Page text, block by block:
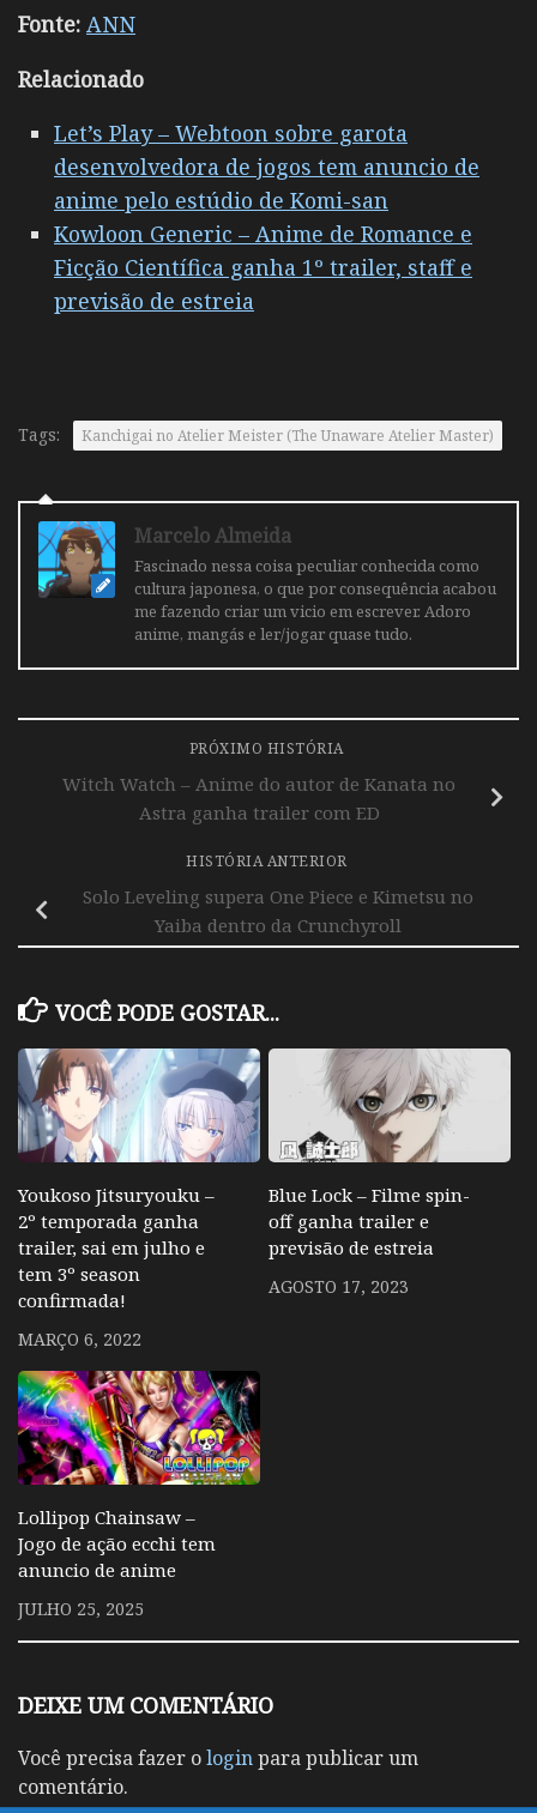
Fonte: ANN
Relacionado
Let’s Play – Webtoon sobre garota
desenvolvedora de jogos tem anuncio de
anime pelo estúdio de Komi-san
Kowloon Generic – Anime de Romance e
Ficção Científica ganha 1º trailer, staff e
previsão de estreia
Tags: Kanchigai no Atelier Meister (The Unaware Atelier Master)
Marcelo Almeida
Fascinado nessa coisa peculiar conhecida como
cultura japonesa, o que por consequência acabou
me fazendo criar um vicio em escrever. Adoro
anime, mangás e ler/jogar quase tudo.
PRÓXIMO HISTÓRIA
Witch Watch – Anime do autor de Kanata no
Astra ganha trailer com ED
HISTÓRIA ANTERIOR
Solo Leveling supera One Piece e Kimetsu no
Yaiba dentro da Crunchyroll
VOCÊ PODE GOSTAR...
Youkoso Jitsuryouku –
2º temporada ganha
trailer, sai em julho e
tem 3º season
confirmada!
MARÇO 6, 2022
Blue Lock – Filme spin-
off ganha trailer e
previsão de estreia
AGOSTO 17, 2023
Lollipop Chainsaw –
Jogo de ação ecchi tem
anuncio de anime
JULHO 25, 2025
DEIXE UM COMENTÁRIO
Você precisa fazer ologinpara publicar um
comentário.